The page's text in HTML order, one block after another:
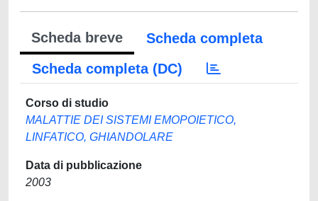
Scheda breve
Scheda completa
Scheda completa (DC)
Corso di studio
MALATTIE DEI SISTEMI EMOPOIETICO,
LINFATICO, GHIANDOLARE
Data di pubblicazione
2003